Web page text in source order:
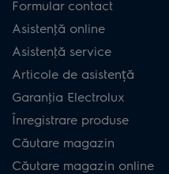
Formular contact
Asistenţă online
Asistenţă service
Articole de asistență
Garanţia Electrolux
Înregistrare produse
Căutare magazin
Căutare magazin online